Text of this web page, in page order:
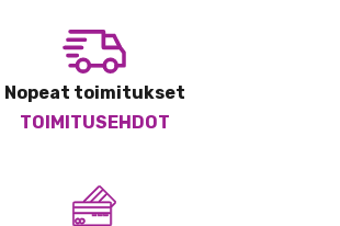
Nopeat toimitukset
TOIMITUSEHDOT